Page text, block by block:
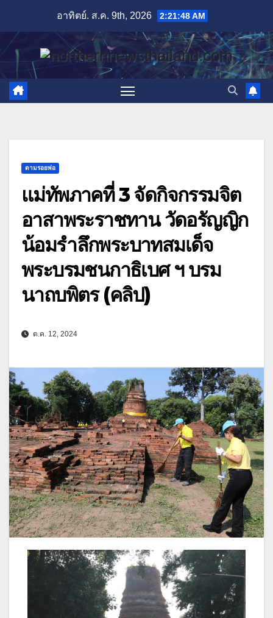
content
อาทิตย์. ส.ค. 9th, 2026 2:21:51 AM
ตามรอยพ่อ
แม่ทัพภาคที่ 3 จัดกิจกรรมจิต
อาสาพระราชทาน วัดอรัญญิก
น้อมรำลึกพระบาทสมเด็จ
พระบรมชนกาธิเบศ ฯ บรม
นาถบพิตร (คลิป)
ต.ค. 12, 2024